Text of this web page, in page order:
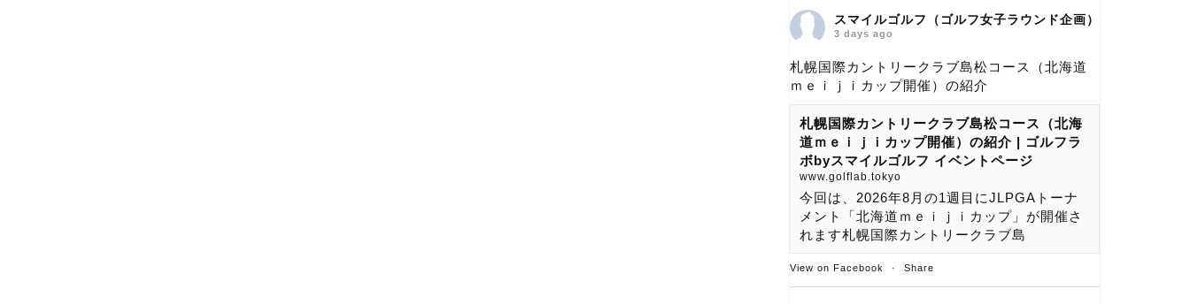
スマイルゴルフ（ゴルフ女子ラウンド企画）
3 days ago
札幌国際カントリークラブ島松コース（北海道
ｍｅｉｊｉカップ開催）の紹介
札幌国際カントリークラブ島松コース（北海
道ｍｅｉｊｉカップ開催）の紹介 | ゴルフラ
ボbyスマイルゴルフ イベントページ
www.golflab.tokyo
今回は、2026年8月の1週目にJLPGAトーナ
メント「北海道ｍｅｉｊｉカップ」が開催さ
れます札幌国際カントリークラブ島
View on Facebook · Share